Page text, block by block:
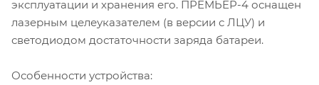
эксплуатации и хранения его. ПРЕМЬЕР-4 оснащен
лазерным целеуказателем (в версии с ЛЦУ) и
светодиодом достаточности заряда батареи.
Особенности устройства: